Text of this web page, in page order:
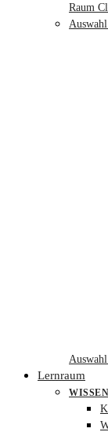
Raum
Lernraum